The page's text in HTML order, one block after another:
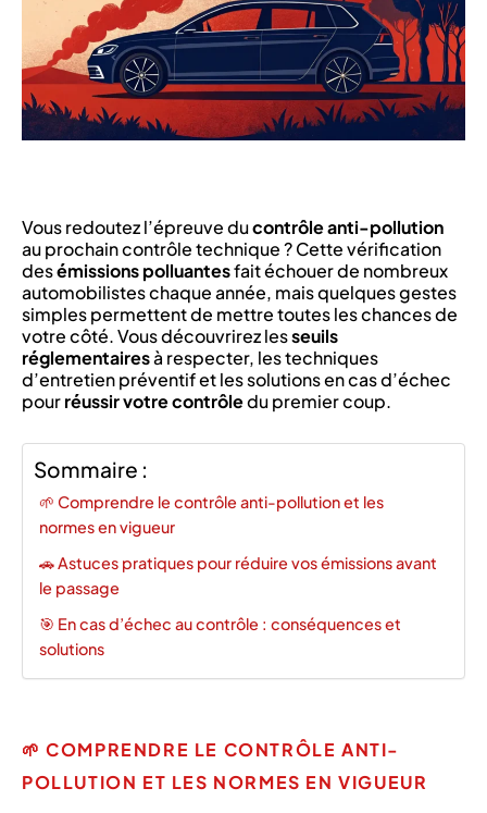
Vous redoutez l’épreuve ducontrôle anti-pollution
au prochain contrôle technique ? Cette vérification
desémissions polluantesfait échouer de nombreux
automobilistes chaque année, mais quelques gestes
simples permettent de mettre toutes les chances de
votre côté. Vous découvrirez lesseuils
réglementairesà respecter, les techniques
d’entretien préventif et les solutions en cas d’échec
pourréussir votre contrôledu premier coup.
Sommaire :
🌱 Comprendre le contrôle anti-pollution et les
normes en vigueur
🚗 Astuces pratiques pour réduire vos émissions avant
le passage
🎯 En cas d’échec au contrôle : conséquences et
solutions
🌱 COMPRENDRE LE CONTRÔLE ANTI-
POLLUTION ET LES NORMES EN VIGUEUR